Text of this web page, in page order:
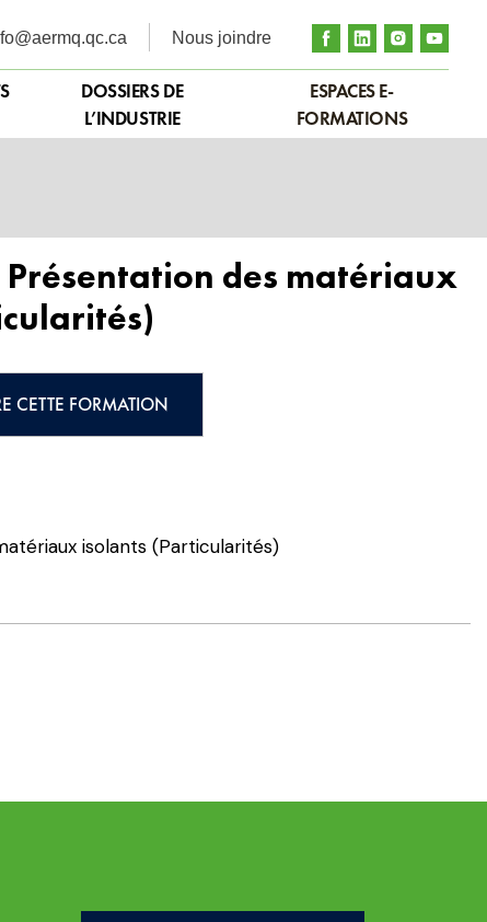
Nous joindre
DOSSIERS DE
L’INDUSTRIE
ESPACES E-
FORMATIONS
Présentation des matériaux
CETTE FORMATION
isolants (Particularités)